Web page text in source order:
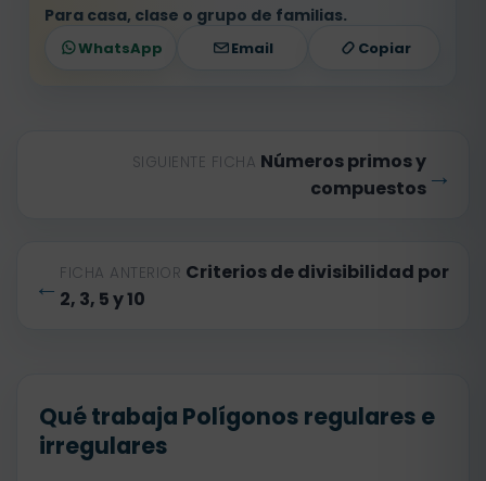
Para casa, clase o grupo de familias.
WhatsApp Email Copiar
← FICHA ANTERIOR Criterios de divisibilidad por
2, 3, 5 y 10
SIGUIENTE FICHA Números primos y
compuestos →
Qué trabaja Polígonos regulares e
irregulares